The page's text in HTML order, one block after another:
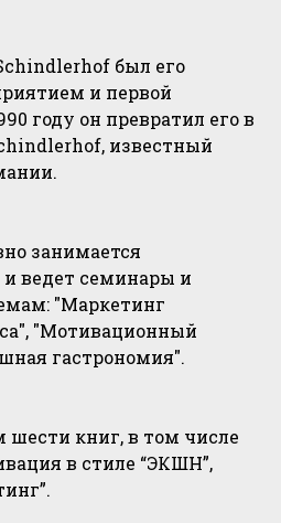
был его
и первой
году он превратил его в
известный
занимается
ведет семинары и
"Маркетинг
"Мотивационный
гастрономия".
шести книг, в том числе
в стиле “ЭКШН”,